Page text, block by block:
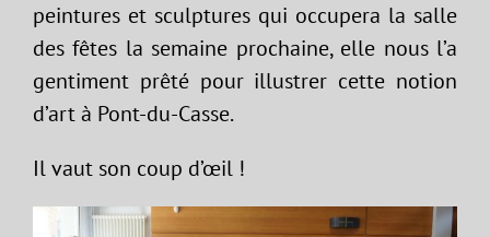
peintures et sculptures qui occupera la salle
des fêtes la semaine prochaine, elle nous l’a
gentiment prêté pour illustrer cette notion
d’art à Pont-du-Casse.
Il vaut son coup d’œil !